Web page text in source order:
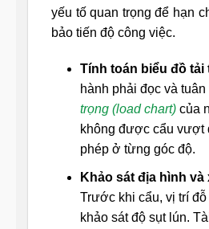
yếu tố quan trọng để hạn
bảo tiến độ công việc.
Tính toán biểu đồ tải
hành phải đọc và tuân
trọng (load chart)của
không được cẩu vượt
phép ở từng góc độ.
Khảo sát địa hình
Trước khi cẩu, vị trí
khảo sát độ sụt lún.